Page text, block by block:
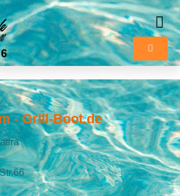
- Grill-Boot.de